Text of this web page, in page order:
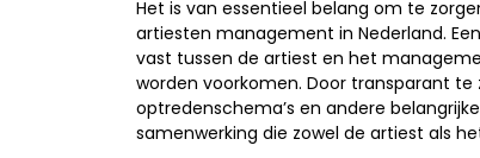
Het is van essentieel belang om te
artiesten management in Nederland.
vast tussen de artiest en het
worden voorkomen. Door transparant te
optredenschema’s en andere
samenwerking die zowel de artiest als